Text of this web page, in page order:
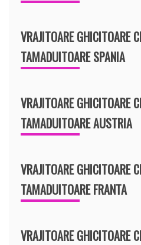
VRAJITOARE GHICITOARE
TAMADUITOARE SPANIA
VRAJITOARE GHICITOARE
TAMADUITOARE AUSTRIA
VRAJITOARE GHICITOARE
TAMADUITOARE FRANTA
VRAJITOARE GHICITOARE